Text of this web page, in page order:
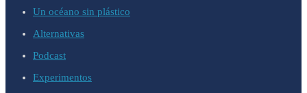
Un océano sin plástico
Alternativas
Podcast
Experimentos